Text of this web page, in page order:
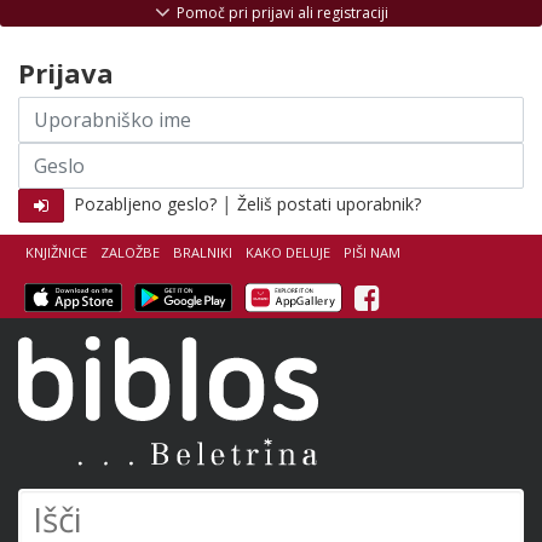
KNJIŽNICE ZALOŽBE BRALNIKI KAKO DELUJE PIŠI NAM
Facebook
Pomoč pri prijavi ali registraciji
Prijava
Uporabniško
ime
Geslo
Pozabljeno geslo? | Želiš postati uporabnik?